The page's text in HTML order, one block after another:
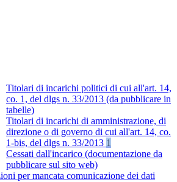
Titolari di incarichi politici di cui all'art. 14,
co. 1, del dlgs n. 33/2013 (da pubblicare in
tabelle)
Titolari di incarichi di amministrazione, di
direzione o di governo di cui all'art. 14, co.
1-bis, del dlgs n. 33/2013 1
Cessati dall'incarico (documentazione da
pubblicare sul sito web)
per mancata comunicazione dei dati